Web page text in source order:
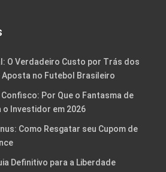
O Verdadeiro Custo por Trás dos
Aposta no Futebol Brasileiro
Por Que o Fantasma de
o Investidor em 2026
Como Resgatar seu Cupom de
Definitivo para a Liberdade